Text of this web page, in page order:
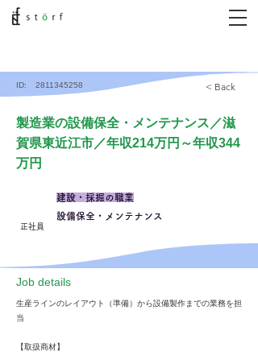
ID: 2811345258 < Back
製造業の設備保全・メンテナンス／滋
賀県東近江市／年収214万円～年収344
万円
正社員
建設・採掘の職業
設備保全・メンテナンス
​Job details
生産ラインのレイアウト（準備）から設備製作までの業務を担
当
【取扱商材】